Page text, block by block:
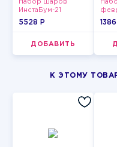
Набор шаров
ИнстаБум-21
5528 P
ДОБАВИТЬ
К ЭТОМУ